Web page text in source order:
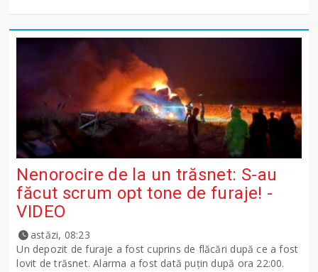
Nenorocire de la un trăsnet: S-au
făcut scrum opt tone de furaje! -
VIDEO
astăzi, 08:23
Un depozit de furaje a fost cuprins de flăcări după ce a fost
lovit de trăsnet. Alarma a fost dată puțin după ora 22:00.